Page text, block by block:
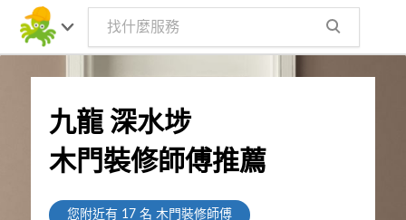
九龍 深水埗
木門裝修師傅推薦
您附近有 17 名 木門裝修師傅